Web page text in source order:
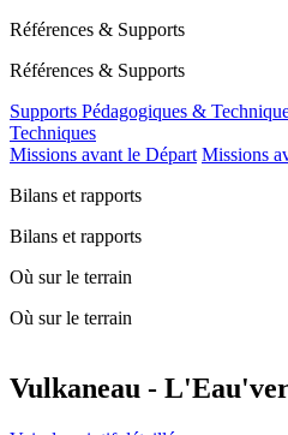
Références & Supports
Références & Supports
Supports Pédagogiques &
Techniques
Missions avant le Départ Missions
Bilans et rapports
Bilans et rapports
Où sur le terrain
Où sur le terrain
Vulkaneau -